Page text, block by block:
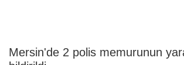
Mersin'de 2 polis memurunun